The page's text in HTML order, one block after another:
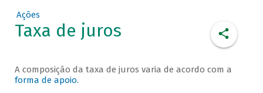
Ações
Taxa de juros
A composição da taxa de juros varia de acordo com a
forma de apoio.